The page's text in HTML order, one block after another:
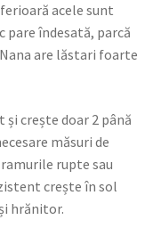
acele sunt
pare îndesată, parcă
are lăstari foarte
crește doar 2 până
măsuri de
rupte sau
crește în sol
hrănitor.